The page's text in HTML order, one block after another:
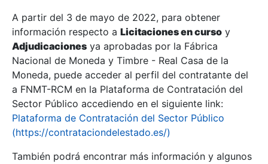
Mostra/Amaga
Mostra/Amaga
A partir del 3 de mayo de 2022, para obtener
información respecto a Licitaciones en curso y
Adjudicaciones ya aprobadas por la Fábrica
Nacional de Moneda y Timbre - Real Casa de la
Moneda, puede acceder al perfil del contratante del
a FNMT-RCM en la Plataforma de Contratación del
Sector Público accediendo en el siguiente link:
Plataforma de Contratación del Sector Público
(https://contrataciondelestado.es/)
También podrá encontrar más información y algunos